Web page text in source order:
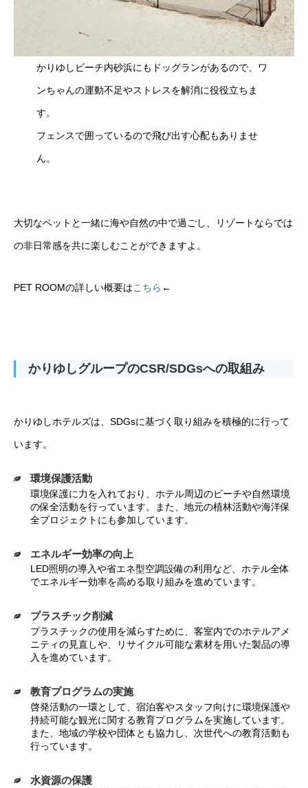
かりゆしビーチ内砂浜にもドッグランがあるので、ワ
ンちゃんの運動不足やストレスを解消に役役立ちま
す。
フェンスで囲っているので飛び出す心配もありませ
ん。
大切なペットと一緒に海や自然の中で過ごし、リゾートならでは
の非日常感を共に楽しむことができますよ。
PET ROOMの詳しい概要はこちら ←
かりゆしグループのCSR/SDGsへの取組み
かりゆしホテルズは、SDGsに基づく取り組みを積極的に行って
います。
環境保護活動
環境保護に力を入れており、ホテル周辺のビーチや自然環境
の保全活動を行っています。また、地元の植林活動や海洋保
全プロジェクトにも参加しています。
エネルギー効率の向上
LED照明の導入や省エネ型空調設備の利用など、ホテル全体
でエネルギー効率を高める取り組みを進めています。
プラスチック削減
プラスチックの使用を減らすために、客室内でのホテルアメ
ニティの見直しや、リサイクル可能な素材を用いた製品の導
入を進めています。
教育プログラムの実施
啓発活動の一環として、宿泊客やスタッフ向けに環境保護や
持続可能な観光に関する教育プログラムを実施しています。
また、地域の学校や団体とも協力し、次世代への教育活動も
行っています。
水資源の保護